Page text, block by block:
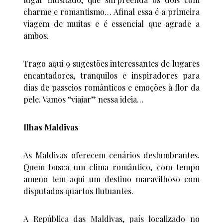
charme e romantismo… Afinal essa é a primeira
viagem de muitas e é essencial que agrade a
ambos.
Trago aqui 9 sugestões interessantes de lugares
encantadores, tranquilos e inspiradores para
dias de passeios românticos e emoções à flor da
pele. Vamos “viajar” nessa ideia…
Ilhas Maldivas
As Maldivas oferecem cenários deslumbrantes.
Quem busca um clima romântico, com tempo
ameno tem aqui um destino maravilhoso com
disputados quartos flutuantes.
A República das Maldivas, país localizado no